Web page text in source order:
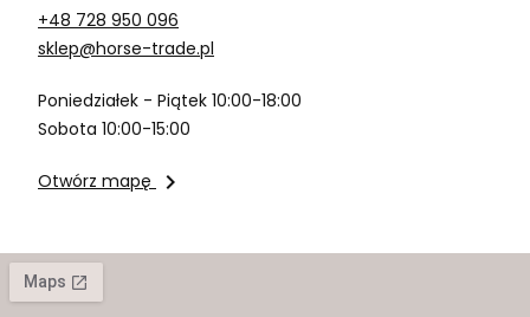
+48 728 950 096
sklep@horse-trade.pl
Poniedziałek - Piątek 10:00-18:00
Sobota 10:00-15:00
Otwórz mapę 